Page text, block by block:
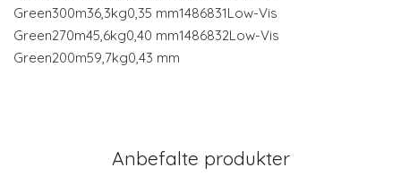
Green300m36,3kg0,35 mm1486831Low-Vis
Green270m45,6kg0,40 mm1486832Low-Vis
Green200m59,7kg0,43 mm
Anbefalte produkter